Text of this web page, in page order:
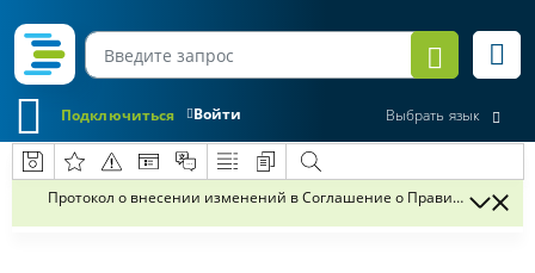
Войти
Подключиться Выбрать язык
Протокол о внесении изменений в Соглашение о Правилах